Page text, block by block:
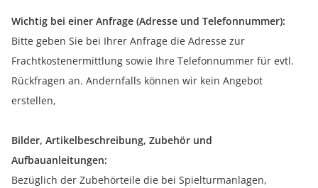
Wichtig bei einer Anfrage (Adresse und Telefonnummer):
Bitte geben Sie bei Ihrer Anfrage die Adresse zur
Frachtkostenermittlung sowie Ihre Telefonnummer für evtl.
Rückfragen an. Andernfalls können wir kein Angebot
erstellen,
Bilder, Artikelbeschreibung, Zubehör und
Aufbauanleitungen:
Bezüglich der Zubehörteile die bei Spielturmanlagen,